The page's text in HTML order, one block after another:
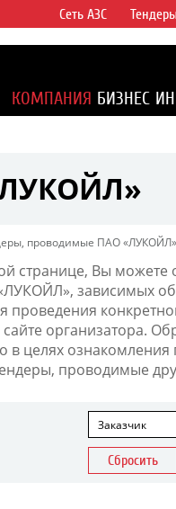
в
2%
Сеть АЗС Тендеры
КОМПАНИЯ БИЗНЕС
проводимые ПАО «ЛУКОЙЛ»
странице, Вы можете
зависимых
проведения
организатора.
целях ознакомления
проводимые
Заказчик
Сбросить